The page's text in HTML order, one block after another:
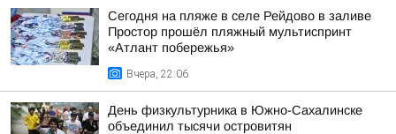
Сегодня на пляже в селе Рейдово в заливе
Простор прошёл пляжный мультиспринт
«Атлант побережья»
Вчера, 22:06
День физкультурника в Южно-Сахалинске
объединил тысячи островитян